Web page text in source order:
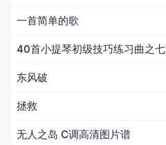
一首简单的歌
40首小提琴初级技巧练习曲之七
东风破
拯救
无人之岛 C调高清图片谱